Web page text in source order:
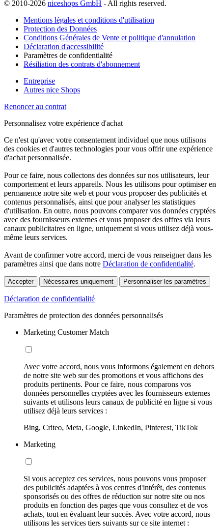
© 2010-2026 niceshops GmbH - All rights reserved.
Mentions légales et conditions d'utilisation
Protection des Données
Conditions Générales de Vente et politique d'annulation
Déclaration d'accessibilité
Paramètres de confidentialité
Résiliation des contrats d'abonnement
Entreprise
Autres nice Shops
Renoncer au contrat
Personnalisez votre expérience d'achat
Ce n'est qu'avec votre consentement individuel que nous utilisons
des cookies et d'autres technologies pour vous offrir une expérience
d'achat personnalisée.
Pour ce faire, nous collectons des données sur nos utilisateurs, leur
comportement et leurs appareils. Nous les utilisons pour optimiser en
permanence notre site web et pour vous proposer des publicités et
contenus personnalisés, ainsi que pour analyser les statistiques
d'utilisation. En outre, nous pouvons comparer vos données cryptées
avec des fournisseurs externes et vous proposer des offres via leurs
canaux publicitaires en ligne, uniquement si vous utilisez déjà vous-
même leurs services.
Avant de confirmer votre accord, merci de vous renseigner dans les
paramètres ainsi que dans notre Déclaration de confidentialité.
Accepter Nécessaires uniquement Personnaliser les paramètres
Déclaration de confidentialité
Paramètres de protection des données personnalisés
Marketing Customer Match
Avec votre accord, nous vous informons également en dehors
de notre site web sur des promotions et vous affichons des
produits pertinents. Pour ce faire, nous comparons vos
données personnelles cryptées avec les fournisseurs externes
suivants et utilisons leurs canaux de publicité en ligne si vous
utilisez déjà leurs services :
Bing, Criteo, Meta, Google, LinkedIn, Pinterest, TikTok
Marketing
Si vous acceptez ces services, nous pouvons vous proposer
des publicités adaptées à vos centres d'intérêt, des contenus
sponsorisés ou des offres de réduction sur notre site ou nos
produits en fonction des pages que vous consultez et de vos
achats, tout en évaluant leur succès. Avec votre accord, nous
utilisons les services tiers suivants sur ce site internet :